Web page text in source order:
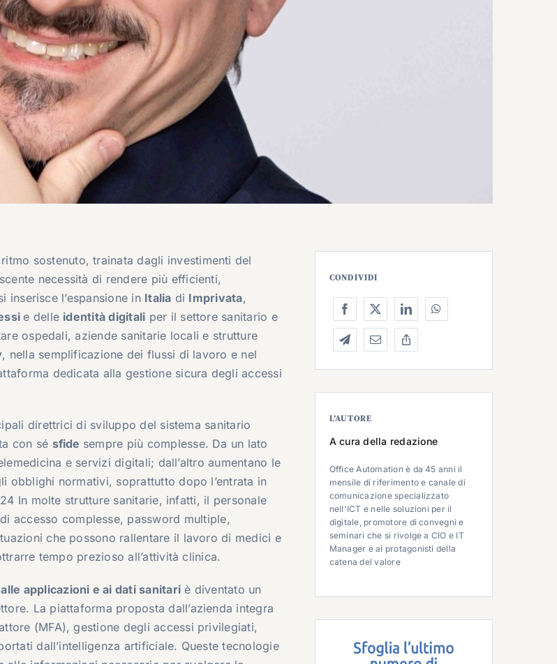
sostenuto, trainata dagli investimenti del
necessità di rendere più efficienti,
inserisce l’espansione in Italia di Imprivata,
e delle identità digitali per il settore sanitario e
ospedali, aziende sanitarie locali e strutture
, nella semplificazione dei flussi di lavoro e nel
dedicata alla gestione sicura degli accessi
direttrici di sviluppo del sistema sanitario
con sé sfide sempre più complesse. Da un lato
e servizi digitali; dall’altro aumentano le
obblighi normativi, soprattutto dopo l’entrata in
In molte strutture sanitarie, infatti, il personale
accesso complesse, password multiple,
che possono rallentare il lavoro di medici e
tempo prezioso all’attività clinica.
applicazioni e ai dati sanitari è diventato un
La piattaforma proposta dall’azienda integra
(MFA), gestione degli accessi privilegiati,
dall’intelligenza artificiale. Queste tecnologie
CONDIVIDI
L’AUTORE
A cura della redazione
Office Automation è da 45 anni il
mensile di riferimento e canale di
comunicazione specializzato
nell'ICT e nelle soluzioni per il
digitale, promotore di convegni e
seminari che si rivolge a CIO e IT
Manager e ai protagonisti della
catena del valore